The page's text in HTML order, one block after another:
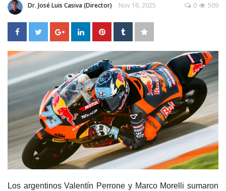
Dr. José Luis Casiva (Director) Nov 16, 2025 509
0
Los argentinos Valentín Perrone y Marco Morelli sumaron